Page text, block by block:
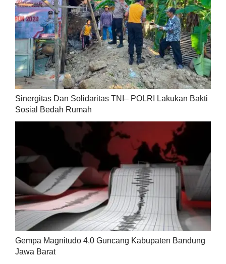
Sinergitas Dan Solidaritas TNI– POLRI Lakukan Bakti
Sosial Bedah Rumah
Gempa Magnitudo 4,0 Guncang Kabupaten Bandung
Jawa Barat